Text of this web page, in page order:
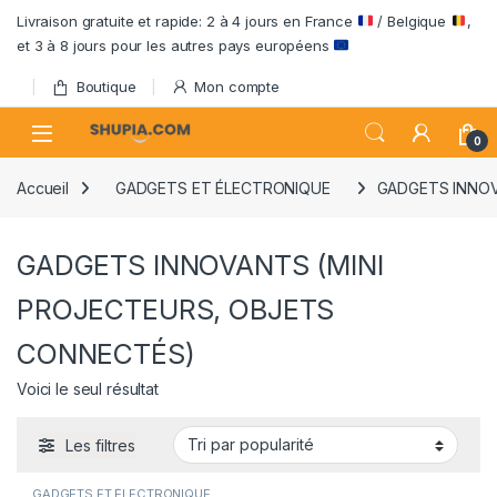
Livraison gratuite et rapide: 2 à 4 jours en France / Belgique
,
et 3 à 8 jours pour les autres pays européens
Boutique Mon compte
Open 0
Accueil GADGETS ET ÉLECTRONIQUE GADGETS
GADGETS INNOVANTS (MINI
PROJECTEURS, OBJETS
CONNECTÉS)
Voici le seul résultat
Les filtres